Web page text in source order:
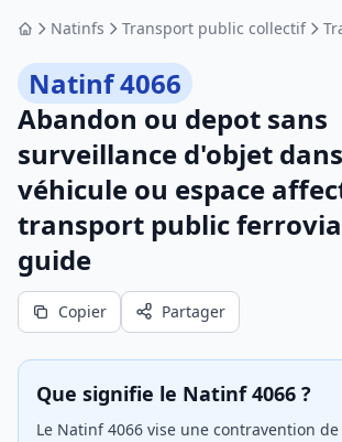
AccueilNatinfs Transport public collectif
Natinf 4066
Abandon ou depot sans
surveillance d'objet
véhicule ou espace
transport public
guide
Copier Partager
Que signifie le Natinf 4066 ?
Le Natinf 4066 vise une contravention de